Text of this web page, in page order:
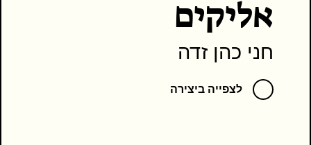
אליקים
חני כהן זדה
לצפייה ביצירה